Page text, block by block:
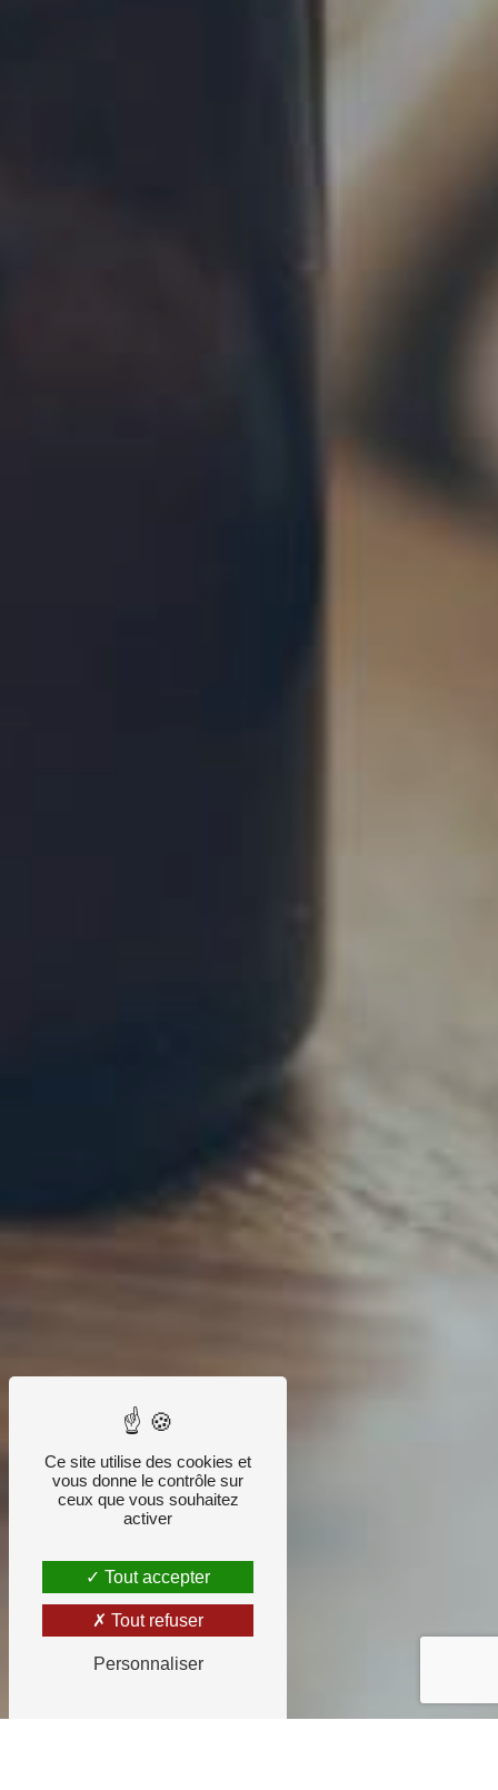
Ce site utilise des cookies et
vous donne le contrôle sur
ceux que vous souhaitez
activer
Tout accepter
Tout refuser
Personnaliser